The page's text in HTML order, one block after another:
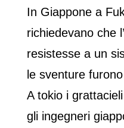
In Giappone a
richiedevano che
resistesse a un
le sventure
A tokio i
gli ingegneri